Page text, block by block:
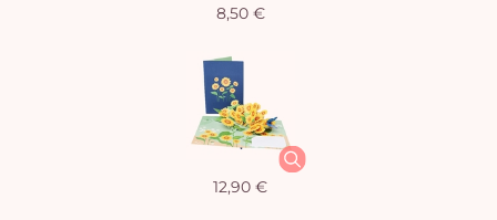
8,50 €
12,90 €